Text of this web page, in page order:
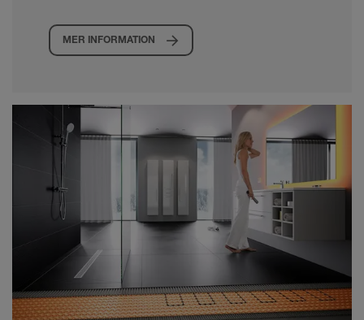
MER INFORMATION